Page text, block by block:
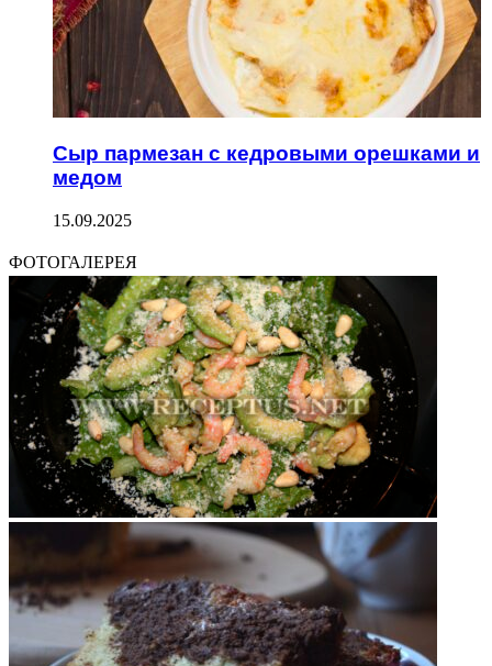
Сыр пармезан с кедровыми орешками и
медом
15.09.2025
ФОТОГАЛЕРЕЯ